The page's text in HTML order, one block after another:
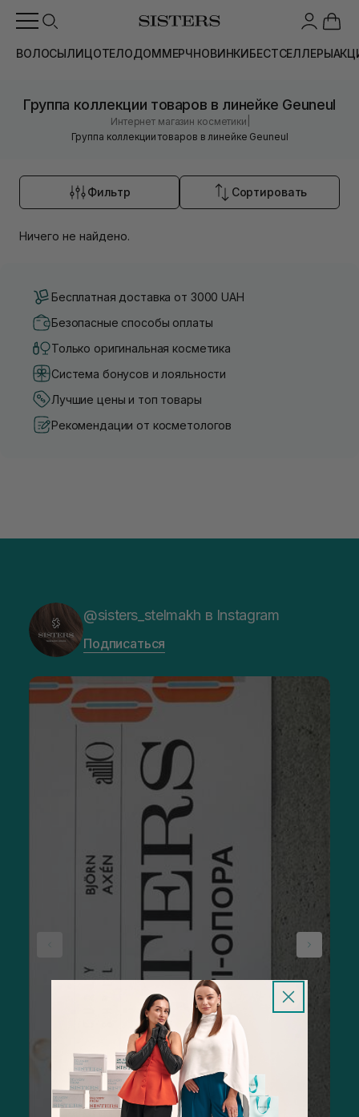
ВОЛОСЫЛИЦОТЕЛОДОММЕРЧНОВИНКИБЕСТСЕЛЛЕРЫ
Группа коллекции товаров в линейке Geuneul
Интернет магазин косметики
Группа коллекции товаров в линейке Geuneul
Фильтр Сортировать
Ничего не найдено.
Бесплатная доставка от 3000 UAH
Безопасные способы оплаты
Только оригинальная косметика
Система бонусов и лояльности
Лучшие цены и топ товары
Рекомендации от косметологов
@sisters_stelmakh в Instagram
Подписаться